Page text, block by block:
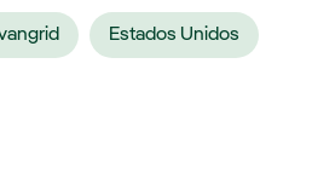
Estados Unidos